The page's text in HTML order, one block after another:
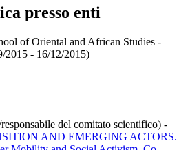
presso enti
of Oriental and African Studies -
2015 - 16/12/2015)
del comitato scientifico) -
AND EMERGING ACTORS.